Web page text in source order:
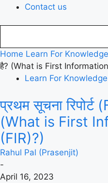
Contact us
Home Learn For Knowledge
है? (What is First
Learn For Knowledge
प्रथम सूचना रिपोर्ट
(What is First
(FIR)?)
Rahul Pal (Prasenjit)
-
April 16, 2023